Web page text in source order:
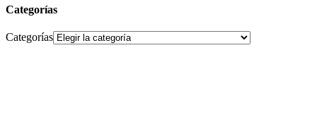
Categorías
Categorías